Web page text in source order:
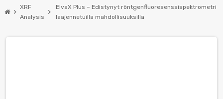
chevron_right
XRF
Analysis
chevron_right
ElvaX Plus – Edistynyt röntgenfluoresenssispektrometri
laajennetuilla mahdollisuuksilla